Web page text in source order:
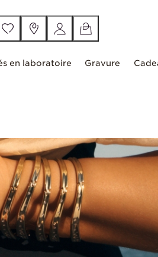
en laboratoire Gravure